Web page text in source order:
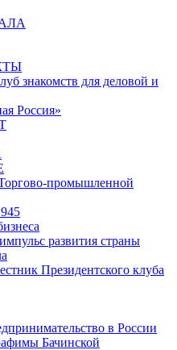
для деловой и
Россия»
промышленной
развития страны
Президентского клуба
в России
Бачинской